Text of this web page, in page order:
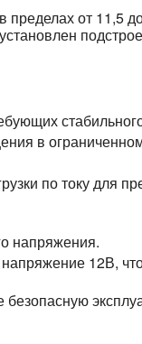
от 11,5
в
по току для
напряжения.
12В,
безопасную